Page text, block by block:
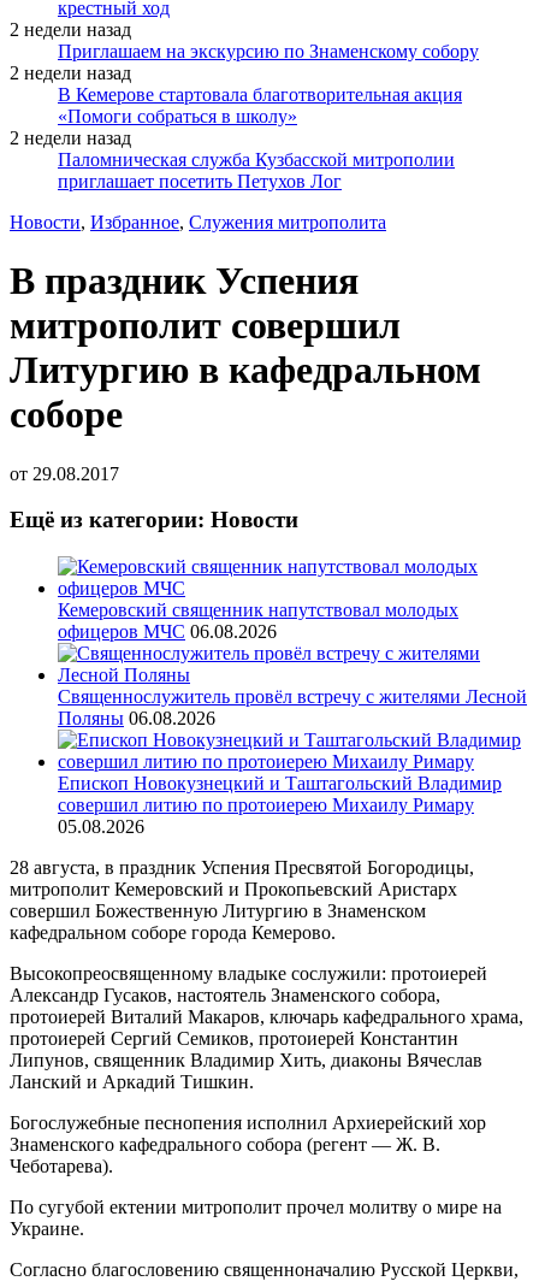
крестный ход
2 недели назад
Приглашаем на экскурсию по Знаменскому собору
2 недели назад
В Кемерове стартовала благотворительная акция
«Помоги собраться в школу»
2 недели назад
Паломническая служба Кузбасской митрополии
приглашает посетить Петухов Лог
Новости, Избранное, Служения митрополита
В праздник Успения
митрополит совершил
Литургию в кафедральном
соборе
от 29.08.2017
Ещё из категории: Новости
Кемеровский священник напутствовал молодых
офицеров МЧС 06.08.2026
Священнослужитель провёл встречу с жителями Лесной
Поляны 06.08.2026
Епископ Новокузнецкий и Таштагольский Владимир
совершил литию по протоиерею Михаилу Римару
05.08.2026
28 августа, в праздник Успения Пресвятой Богородицы,
митрополит Кемеровский и Прокопьевский Аристарх
совершил Божественную Литургию в Знаменском
кафедральном соборе города Кемерово.
Высокопреосвященному владыке сослужили: протоиерей
Александр Гусаков, настоятель Знаменского собора,
протоиерей Виталий Макаров, ключарь кафедрального храма,
протоиерей Сергий Семиков, протоиерей Константин
Липунов, священник Владимир Хить, диаконы Вячеслав
Ланский и Аркадий Тишкин.
Богослужебные песнопения исполнил Архиерейский хор
Знаменского кафедрального собора (регент — Ж. В.
Чеботарева).
По сугубой ектении митрополит прочел молитву о мире на
Украине.
Согласно благословению священноначалию Русской Церкви,